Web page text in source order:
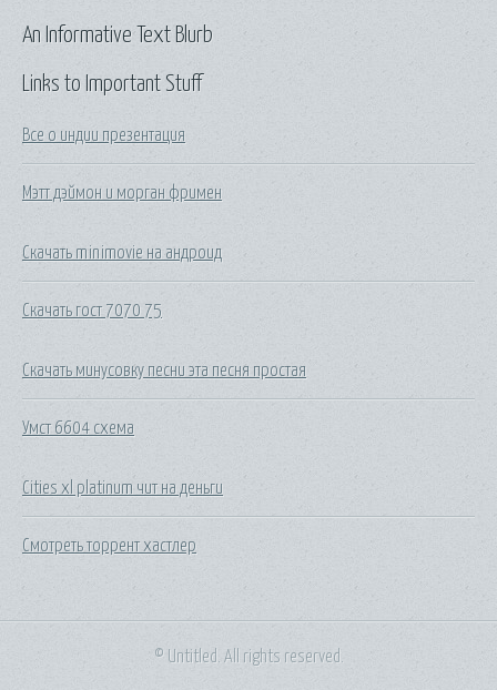
Links to Important Stuff
Все о индии презентация
Мэтт дэймон и морган фримен
Скачать minimovie на андроид
Скачать гост 7070 75
Скачать минусовку песни эта песня простая
Умст 6604 схема
Cities xl platinum чит на деньги
Смотреть торрент хастлер
An Informative Text Blurb
© Untitled. All rights reserved.